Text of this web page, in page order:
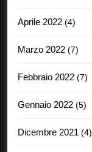
Aprile 2022 (4)
Marzo 2022 (7)
Febbraio 2022 (7)
Gennaio 2022 (5)
Dicembre 2021 (4)